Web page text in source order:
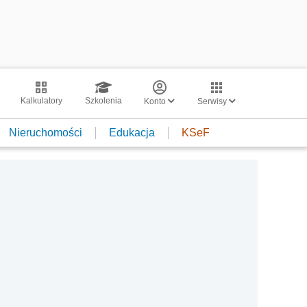
Kalkulatory Szkolenia Konto Serwisy
Nieruchomości Edukacja KSeF